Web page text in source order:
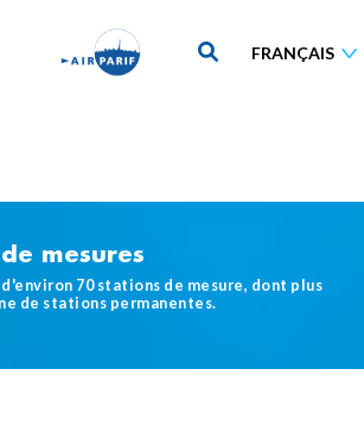
au
contenu
mesures
70 stations de mesure, dont plus
de stations permanentes.